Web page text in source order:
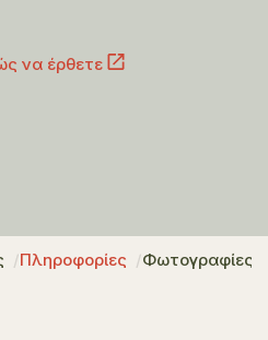
να έρθετε
Πληροφορίες Φωτογραφίες